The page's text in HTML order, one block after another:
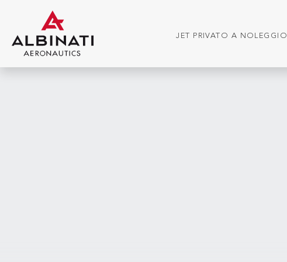
JET PRIVATO A NOLEGGIO